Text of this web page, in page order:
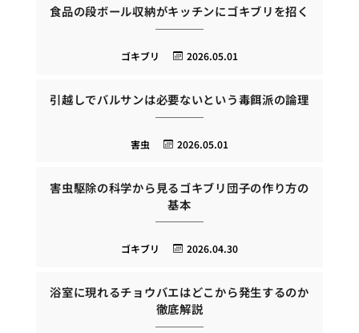
食品の段ボール収納がキッチンにゴキブリを招く
2026.05.01
ゴキブリ
引越しでバルサンは必要ないという毒餌派の論理
2026.05.01
害虫
害虫駆除の科学から見るゴキブリ団子の作り方の
基本
2026.04.30
ゴキブリ
浴室に現れるチョウバエはどこから発生するのか
徹底解説